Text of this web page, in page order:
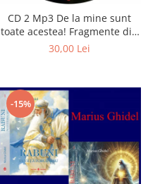
CD 2 Mp3 De la mine sunt
toate acestea! Fragmente din
cărțile lui Marius Ghidel
30,00 Lei
-15%